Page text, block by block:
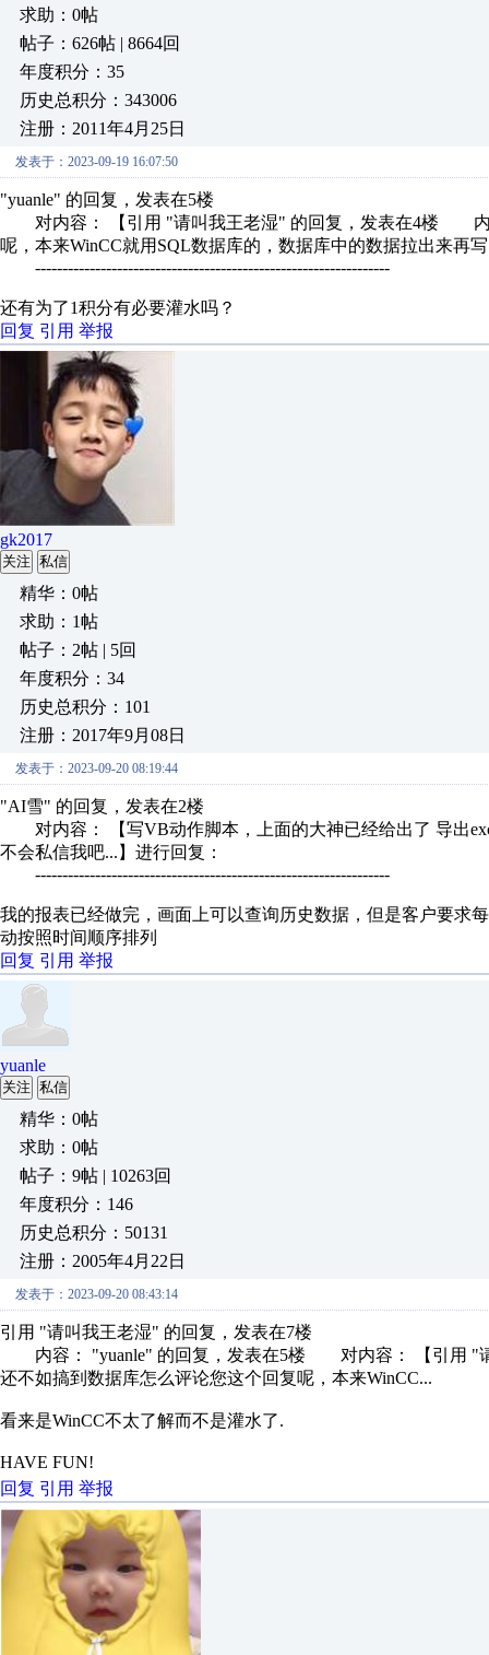
求助：0帖
帖子：626帖 | 8664回
年度积分：35
历史总积分：343006
注册：2011年4月25日
发表于：2023-09-19 16:07:50
"yuanle" 的回复，发表在5楼
对内容： 【引用 "请叫我王老湿" 的回复，发表在4楼 内
呢，本来WinCC就用SQL数据库的，数据库中的数据拉出来再
-----------------------------------------------------------------
还有为了1积分有必要灌水吗？
回复 引用 举报
gk2017
关注 私信
精华：0帖
求助：1帖
帖子：2帖 | 5回
年度积分：34
历史总积分：101
注册：2017年9月08日
发表于：2023-09-20 08:19:44
"AI雪" 的回复，发表在2楼
对内容： 【写VB动作脚本，上面的大神已经给出了 导出
不会私信我吧...】进行回复：
-----------------------------------------------------------------
我的报表已经做完，画面上可以查询历史数据，但是客户要求
动按照时间顺序排列
回复 引用 举报
yuanle
关注 私信
精华：0帖
求助：0帖
帖子：9帖 | 10263回
年度积分：146
历史总积分：50131
注册：2005年4月22日
发表于：2023-09-20 08:43:14
引用 "请叫我王老湿" 的回复，发表在7楼
内容： "yuanle" 的回复，发表在5楼 对内容： 【引用 "
还不如搞到数据库怎么评论您这个回复呢，本来WinCC...
看来是WinCC不太了解而不是灌水了.
HAVE FUN!
回复 引用 举报